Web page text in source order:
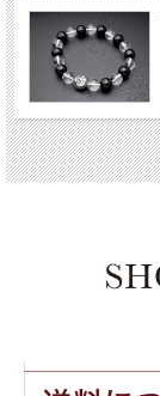
水晶：直径8mm
ブレスコード：
※ こちらの商品は
す。予めご了承下
水晶は非常